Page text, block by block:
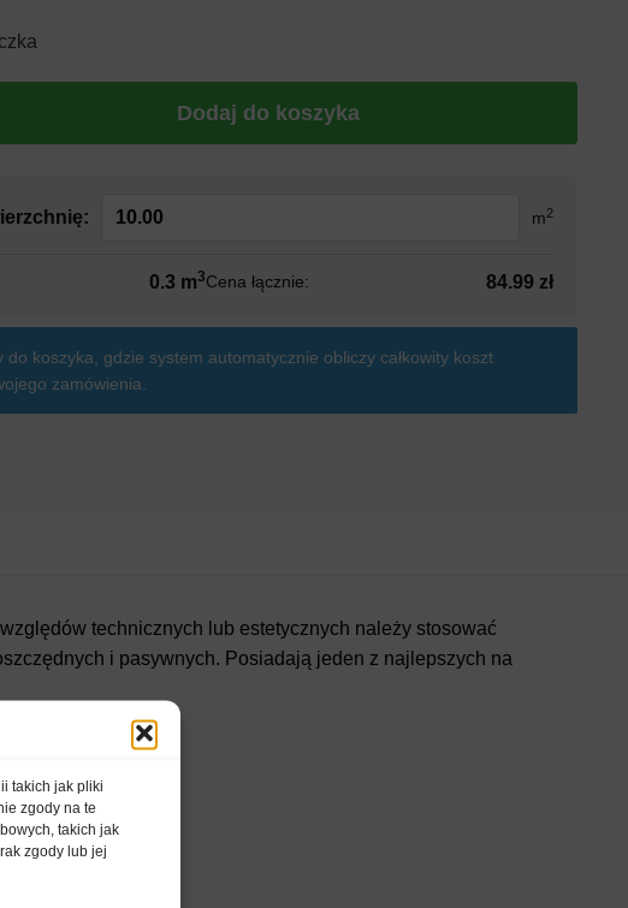
takich jak pliki
zgody na te
takich jak
zgody lub jej
Dodaj do koszyka
m2
0.3 m3Cena łącznie: 84.99 zł
do koszyka, gdzie system automatycznie obliczy całkowity koszt
zamówienia.
technicznych lub estetycznych należy stosować
i pasywnych. Posiadają jeden z najlepszych na